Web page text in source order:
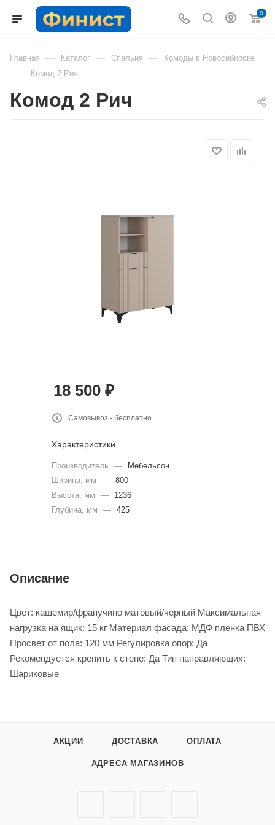
0
Главная — Каталог — Спальня — Комоды в Новосибирске
— Комод 2 Рич
Комод 2 Рич
18 500 ₽
Самовывоз - бесплатно
Характеристики
Производитель —
Мебельсон
Ширина, мм
— 800
Высота, мм
—
1236
Глубина, мм
— 425
Описание
Цвет: кашемир/фрапучино матовый/черный Максимальная
нагрузка на ящик: 15 кг Материал фасада: МДФ пленка ПВХ
Просвет от пола: 120 мм Регулировка опор: Да
Рекомендуется крепить к стене: Да Тип направляющих:
Шариковые
АКЦИИ ДОСТАВКА ОПЛАТА
АДРЕСА МАГАЗИНОВ